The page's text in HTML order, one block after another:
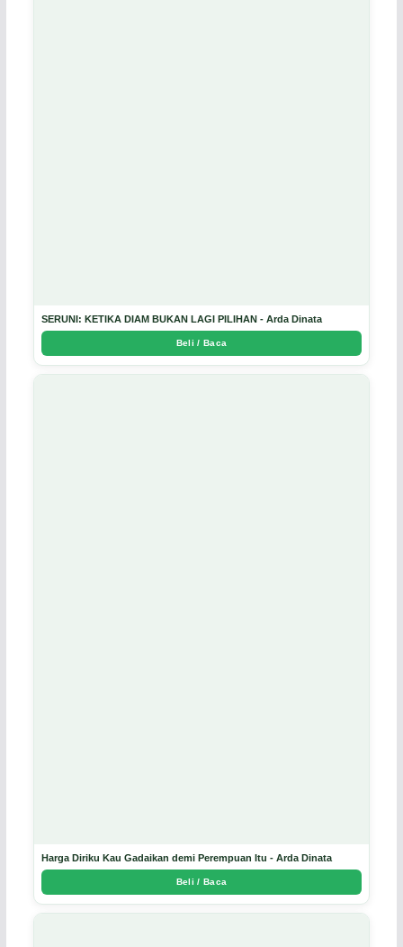
SERUNI: KETIKA DIAM BUKAN LAGI PILIHAN - Arda Dinata
Beli / Baca
Harga Diriku Kau Gadaikan demi Perempuan Itu - Arda Dinata
Beli / Baca